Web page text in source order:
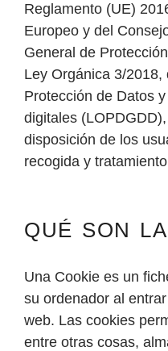
Reglamento (UE)
Europeo y del
General de
Ley Orgánica 3/
Protección de Datos
digitales
disposición de los
recogida y
QUÉ SON
Una Cookie es un
su ordenador al
web. Las cookies
entre otras cosas,